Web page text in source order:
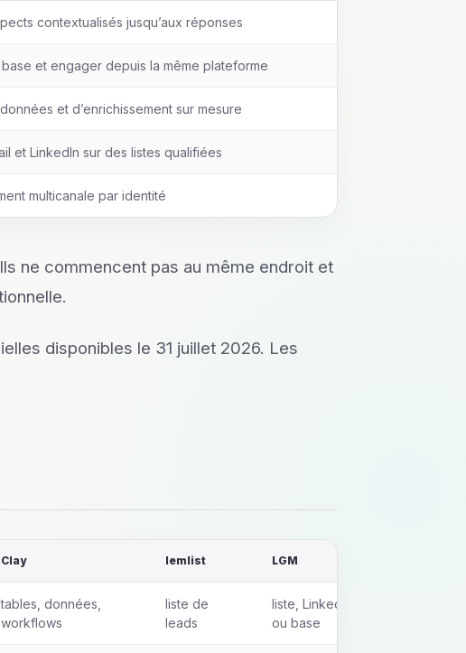
contextualisés jusqu’aux réponses
et engager depuis la même plateforme
et d’enrichissement sur mesure
et LinkedIn sur des listes qualifiées
multicanale par identité
ne commencent pas au même endroit et
disponibles le 31 juillet 2026. Les
Clay lemlist LGM
tables, données,
workflows
liste de
leads
liste, LinkedIn
ou base